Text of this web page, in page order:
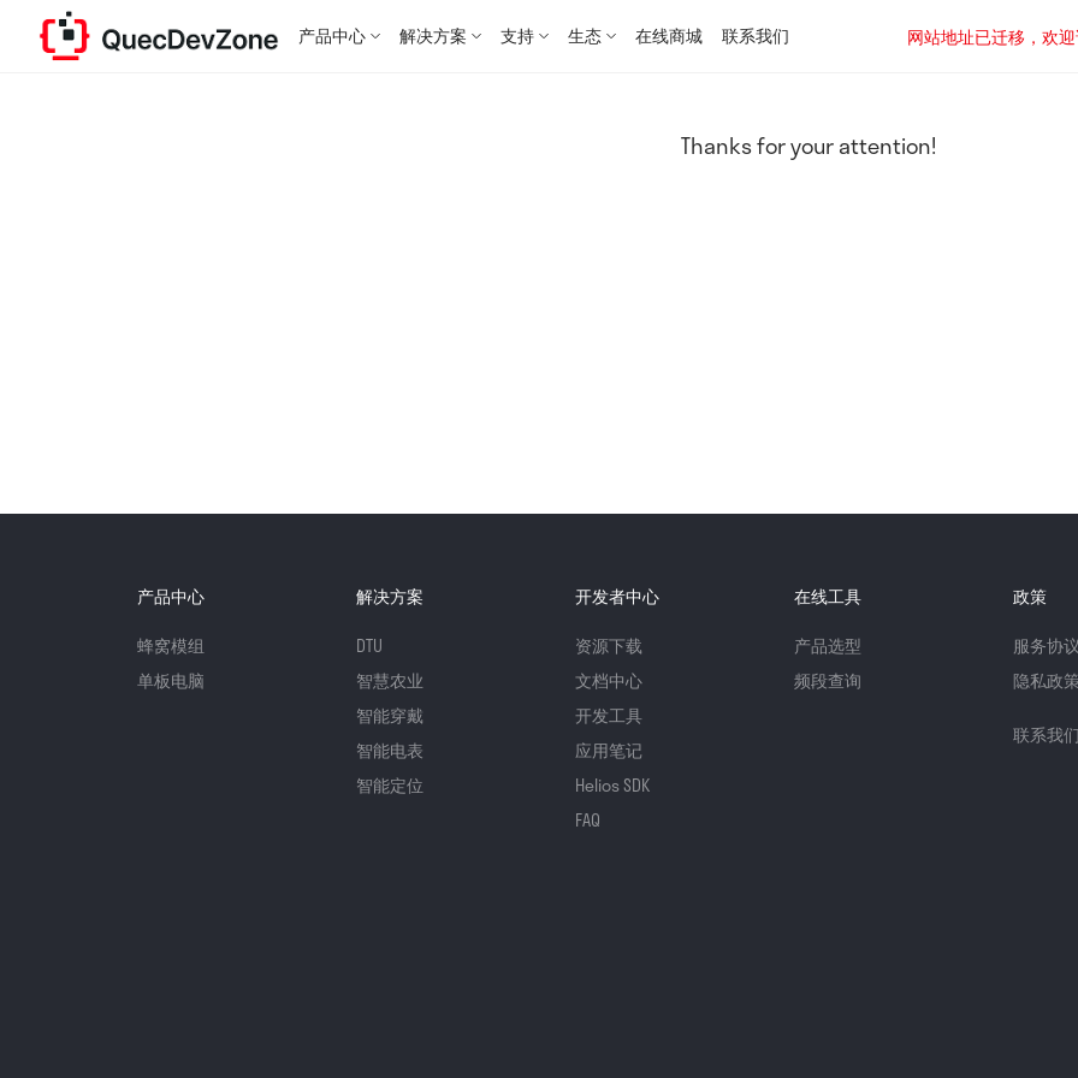
产品中心 解决方案 支持 生态 在线商城 联系我们 网站地址已迁移，欢
Thanks for your attention!
产品中心
蜂窝模组
单板电脑
解决方案
DTU
智慧农业
智能穿戴
智能电表
智能定位
开发者中心
资源下载
文档中心
开发工具
应用笔记
Helios SDK
FAQ
在线工具
产品选型
频段查询
政策
服务协
隐私政
联系我